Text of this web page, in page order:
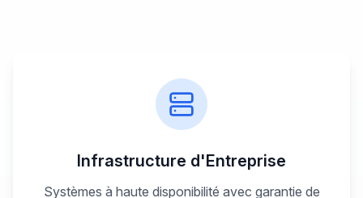
Infrastructure d'Entreprise
Systèmes à haute disponibilité avec garantie de